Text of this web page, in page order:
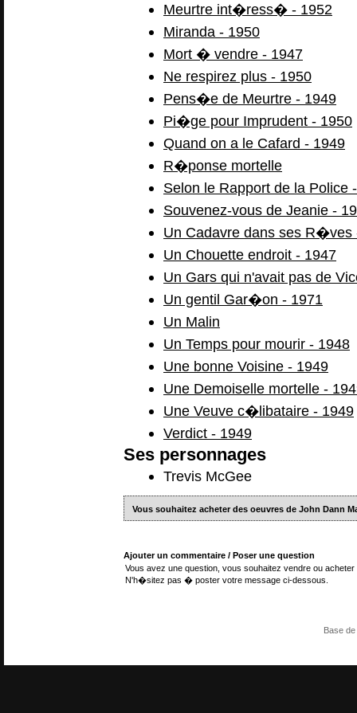
Meurtre int�ress� - 1952
Miranda - 1950
Mort � vendre - 1947
Ne respirez plus - 1950
Pens�e de Meurtre - 1949
Pi�ge pour Imprudent - 1950
Quand on a le Cafard - 1949
R�ponse mortelle
Selon le Rapport de la Police
Souvenez-vous de Jeanie -
Un Cadavre dans ses R�ves
Un Chouette endroit - 1947
Un Gars qui n'avait pas de
Un gentil Gar�on - 1971
Un Malin
Un Temps pour mourir - 1948
Une bonne Voisine - 1949
Une Demoiselle mortelle -
Une Veuve c�libataire - 1949
Verdict - 1949
Ses personnages
Trevis McGee
Vous souhaitez acheter des oeuvres de John Dann
Ajouter un commentaire / Poser une question
Vous avez une question, vous souhaitez vendre ou
N'h�sitez pas � poster votre message ci-dessous.
Base